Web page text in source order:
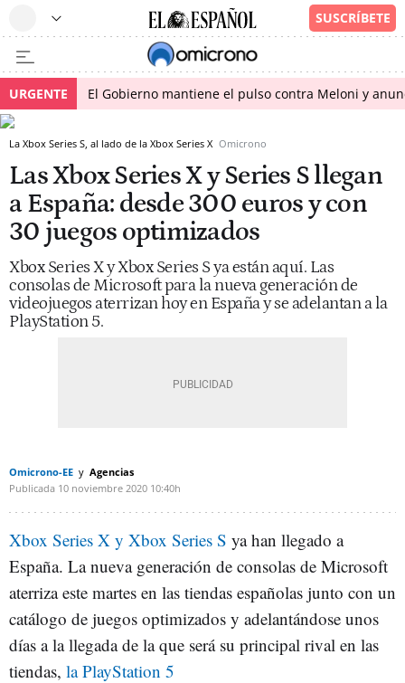
URGENTE El Gobierno mantiene el pulso contra Meloni y
La Xbox Series S, al lado de la Xbox Series X Omicrono
Las Xbox Series X y Series S llegan
a España: desde 300 euros y con
30 juegos optimizados
Xbox Series X y Xbox Series S ya están aquí. Las
consolas de Microsoft para la nueva generación de
videojuegos aterrizan hoy en España y se adelantan a la
PlayStation 5.
Omicrono-EE
Agencias
Publicada 10 noviembre 2020 10:40h
Xbox Series X y Xbox Series S ya han llegado a
España. La nueva generación de consolas de Microsoft
aterriza este martes en las tiendas españolas junto con un
catálogo de juegos optimizados y adelantándose unos
días a la llegada de la que será su principal rival en las
tiendas, la PlayStation 5